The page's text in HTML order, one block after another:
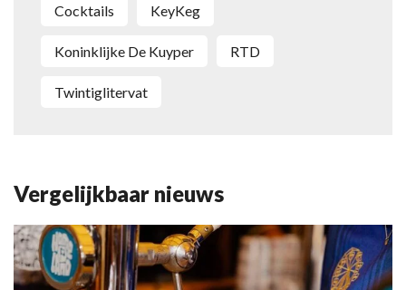
cocktails KeyKeg
Koninklijke De Kuyper RTD
twintiglitervat
Vergelijkbaar nieuws